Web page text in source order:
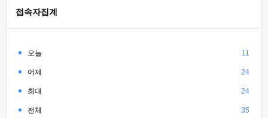
접속자집계
오늘 11
어제 24
최대 24
전체 35